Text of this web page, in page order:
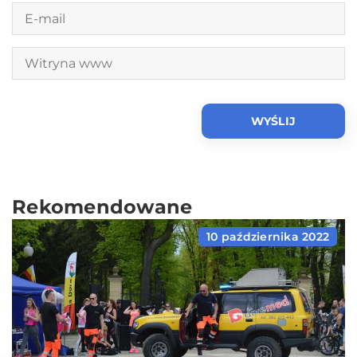
Rekomendowane
10 października 2022